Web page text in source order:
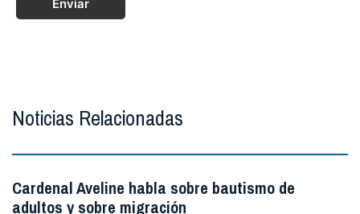
Enviar
Noticias Relacionadas
Cardenal Aveline habla sobre bautismo de